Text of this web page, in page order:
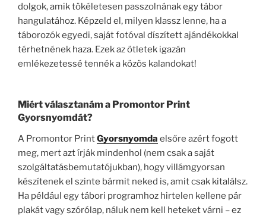
dolgok, amik tökéletesen passzolnának egy tábor
hangulatához. Képzeld el, milyen klassz lenne, ha a
táborozók egyedi, saját fotóval díszített ajándékokkal
térhetnének haza. Ezek az ötletek igazán
emlékezetessé tennék a közös kalandokat!
Miért választanám a Promontor Print
Gyorsnyomdát?
A Promontor PrintGyorsnyomda elsőre azért fogott
meg, mert azt írják mindenhol (nem csak a saját
szolgáltatásbemutatójukban), hogy villámgyorsan
készítenek el szinte bármit neked is, amit csak kitalálsz.
Ha például egy tábori programhoz hirtelen kellene pár
plakát vagy szórólap, náluk nem kell heteket várni – ez